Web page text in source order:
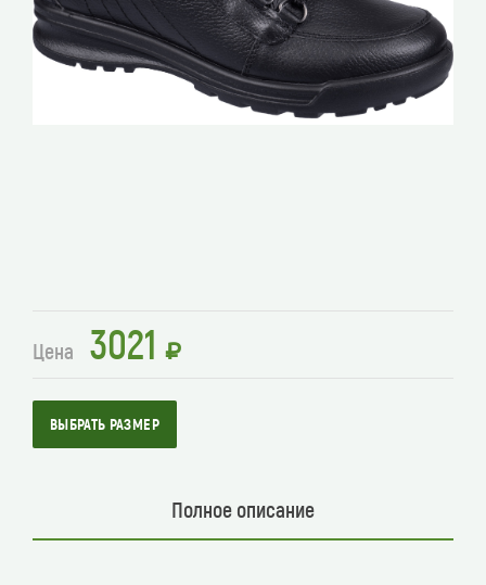
Цена 3021
ВЫБРАТЬ РАЗМЕР
Полное описание